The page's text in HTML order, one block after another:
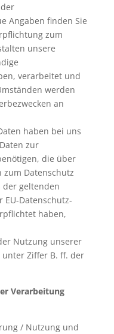
Angaben finden Sie
zum
unsere
verarbeitet und
werden
an
haben bei uns
zur
die über
zum Datenschutz
geltenden
EU-Datenschutz-
haben,
Nutzung unserer
Ziffer B. ff. der
Verarbeitung
/ Nutzung und